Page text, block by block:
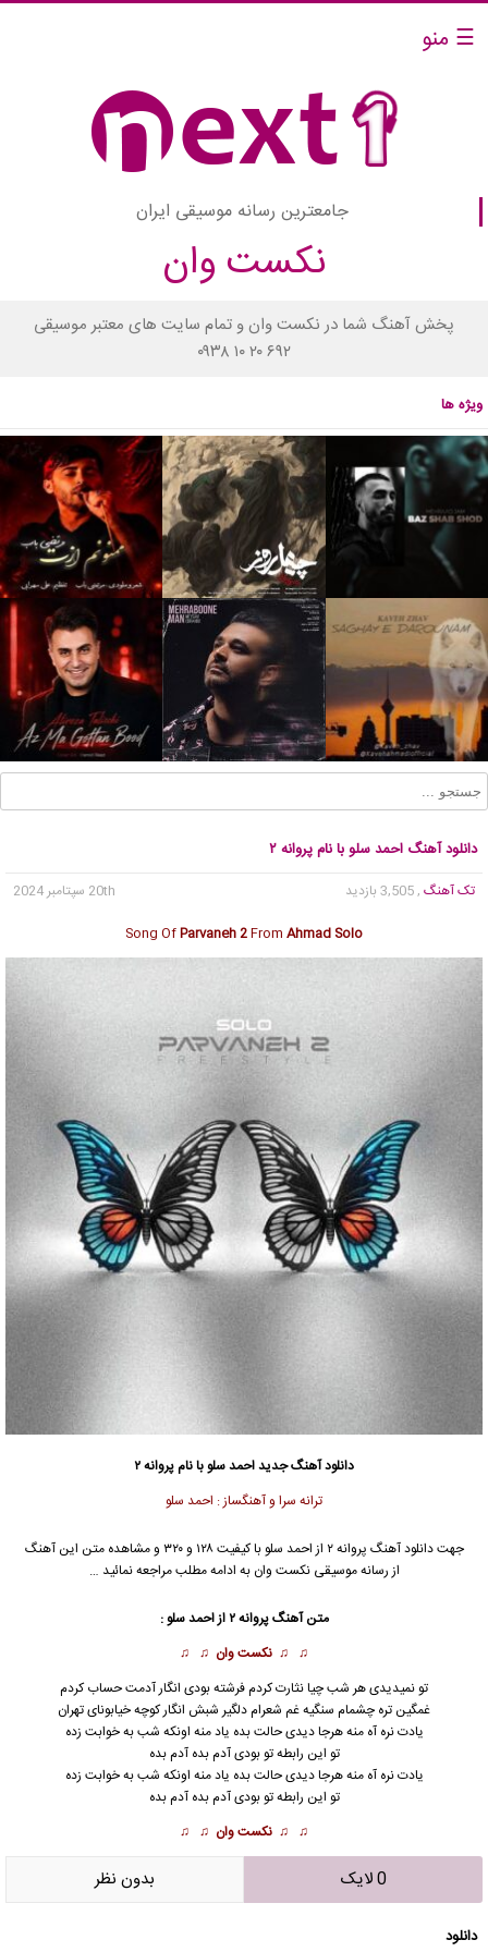
☰ منو
جامعترین رسانه موسیقی ایران
نکست وان
پخش آهنگ شما در نکست وان و تمام سایت های معتبر موسیقی
۰۹۳۸ ۱۰ ۲۰ ۶۹۲
ویژه ها
دانلود آهنگ احمد سلو با نام پروانه ۲
تک آهنگ , 3,505 بازدید
20th سپتامبر 2024
Song OfParvaneh 2From Ahmad Solo
دانلود آهنگ جدیداحمد سلو با نام پروانه ۲
ترانه سرا و آهنگساز : احمد سلو
جهت دانلود آهنگ پروانه ۲ از احمد سلو با کیفیت ۱۲۸ و ۳۲۰ و مشاهده متن این آهنگ
از رسانه موسیقی نکست وان به ادامه مطلب مراجعه نمائید …
متن آهنگ پروانه ۲ از احمد سلو :
♫ ♫ نکست وان ♫ ♫
تو نمیدیدی هر شب چیا نثارت کردم فرشته بودی انگار آدمت حساب کردم
غمگین تره چشمام سنگیه غم شعرام دلگیر شبش انگار کوچه خیابونای تهران
یادت نره آه منه هرجا دیدی حالت بده یاد منه اونکه شب به خوابت زده
تو این رابطه تو بودی آدم بده آدم بده
یادت نره آه منه هرجا دیدی حالت بده یاد منه اونکه شب به خوابت زده
تو این رابطه تو بودی آدم بده آدم بده
♫ ♫ نکست وان ♫ ♫
0 لایک بدون نظر
دانلود